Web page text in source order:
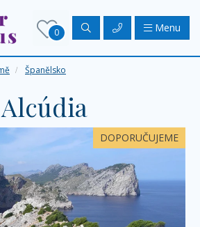
0 Menu
Španělsko
Alcúdia
DOPORUČUJEME